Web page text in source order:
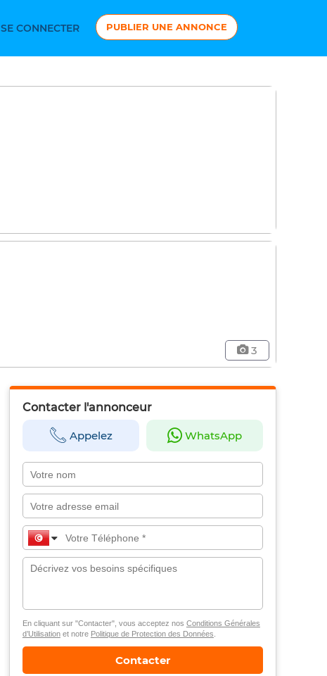
SE CONNECTER PUBLIER UNE ANNONCE
3
Contacter l'annonceur
Appelez WhatsApp
En cliquant sur "Contacter", vous acceptez nos Conditions Générales
d’Utilisationet notre Politique de Protection des Données
Contacter